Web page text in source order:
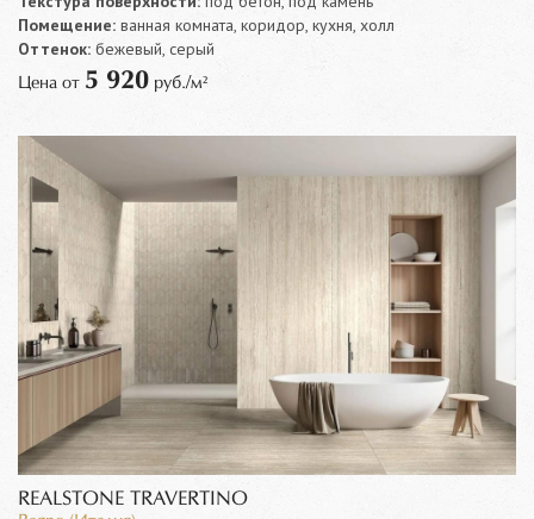
Помещение: ванная комната, коридор, кухня, холл
Оттенок: бежевый, серый
Цена от 5 920 руб./м²
REALSTONE TRAVERTINO